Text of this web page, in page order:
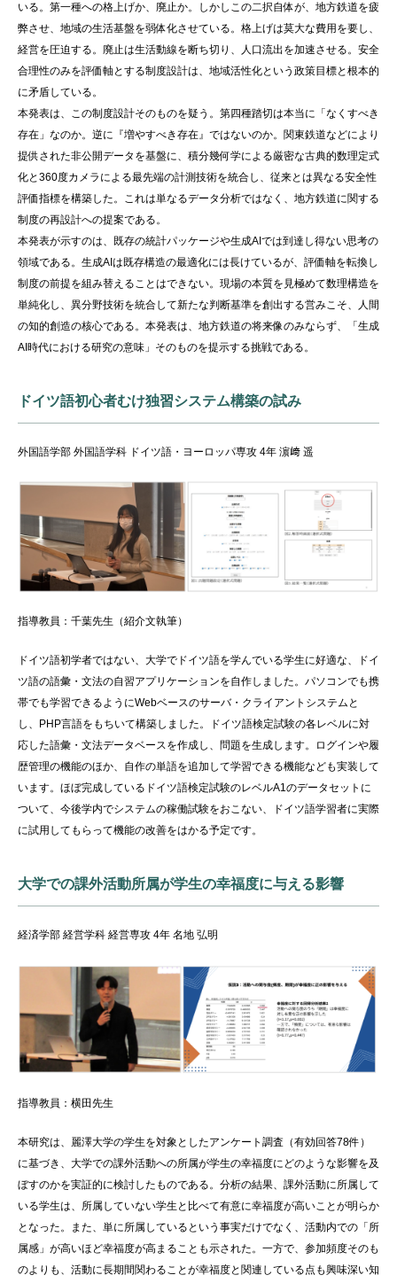
いる。第一種への格上げか、廃止か。しかしこの二択自体が、地方鉄道を疲
弊させ、地域の生活基盤を弱体化させている。格上げは莫大な費用を要し、
経営を圧迫する。廃止は生活動線を断ち切り、人口流出を加速させる。安全
合理性のみを評価軸とする制度設計は、地域活性化という政策目標と根本的
に矛盾している。
本発表は、この制度設計そのものを疑う。第四種踏切は本当に「なくすべき
存在」なのか。逆に『増やすべき存在』ではないのか。関東鉄道などにより
提供された非公開データを基盤に、積分幾何学による厳密な古典的数理定式
化と360度カメラによる最先端の計測技術を統合し、従来とは異なる安全性
評価指標を構築した。これは単なるデータ分析ではなく、地方鉄道に関する
制度の再設計への提案である。
本発表が示すのは、既存の統計パッケージや生成AIでは到達し得ない思考の
領域である。生成AIは既存構造の最適化には長けているが、評価軸を転換し
制度の前提を組み替えることはできない。現場の本質を見極めて数理構造を
単純化し、異分野技術を統合して新たな判断基準を創出する営みこそ、人間
の知的創造の核心である。本発表は、地方鉄道の将来像のみならず、「生成
AI時代における研究の意味」そのものを提示する挑戦である。
ドイツ語初心者むけ独習システム構築の試み
外国語学部 外国語学科 ドイツ語・ヨーロッパ専攻 4年 濵﨑 遥
指導教員：千葉先生（紹介文執筆）
ドイツ語初学者ではない、大学でドイツ語を学んでいる学生に好適な、ドイ
ツ語の語彙・文法の自習アプリケーションを自作しました。パソコンでも携
帯でも学習できるようにWebベースのサーバ・クライアントシステムと
し、PHP言語をもちいて構築しました。ドイツ語検定試験の各レベルに対
応した語彙・文法データベースを作成し、問題を生成します。ログインや履
歴管理の機能のほか、自作の単語を追加して学習できる機能なども実装して
います。ほぼ完成しているドイツ語検定試験のレベルA1のデータセットに
ついて、今後学内でシステムの稼働試験をおこない、ドイツ語学習者に実際
に試用してもらって機能の改善をはかる予定です。
大学での課外活動所属が学生の幸福度に与える影響
経済学部 経営学科 経営専攻 4年 名地 弘明
指導教員：横田先生
本研究は、麗澤大学の学生を対象としたアンケート調査（有効回答78件）
に基づき、大学での課外活動への所属が学生の幸福度にどのような影響を及
ぼすのかを実証的に検討したものである。分析の結果、課外活動に所属して
いる学生は、所属していない学生と比べて有意に幸福度が高いことが明らか
となった。また、単に所属しているという事実だけでなく、活動内での「所
属感」が高いほど幸福度が高まることも示された。一方で、参加頻度そのも
のよりも、活動に長期間関わることが幸福度と関連している点も興味深い知